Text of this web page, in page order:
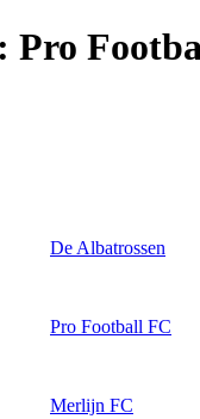
Pro
De Albatrossen
Pro Football FC
Merlijn FC